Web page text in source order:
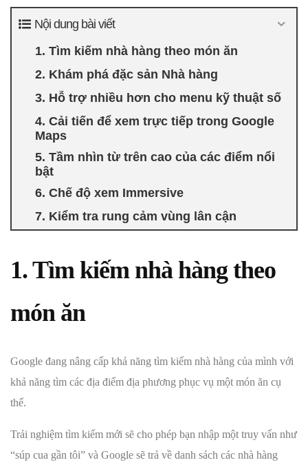
Nội dung bài viết
1. Tìm kiếm nhà hàng theo món ăn
2. Khám phá đặc sản Nhà hàng
3. Hỗ trợ nhiều hơn cho menu kỹ thuật số
4. Cải tiến để xem trực tiếp trong Google
Maps
5. Tầm nhìn từ trên cao của các điểm nổi
bật
6. Chế độ xem Immersive
7. Kiểm tra rung cảm vùng lân cận
1. Tìm kiếm nhà hàng theo
món ăn
Google đang nâng cấp khả năng tìm kiếm nhà hàng của mình với
khả năng tìm các địa điểm địa phương phục vụ một món ăn cụ
thể.
Trải nghiệm tìm kiếm mới sẽ cho phép bạn nhập một truy vấn như
“súp cua gần tôi” và Google sẽ trả về danh sách các nhà hàng